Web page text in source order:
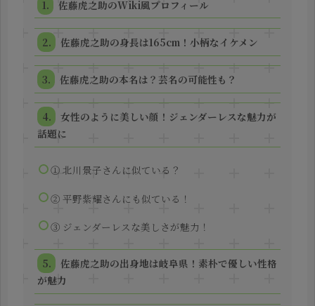
佐藤虎之助のWiki風プロフィール
佐藤虎之助の身長は165cm！小柄なイケメン
佐藤虎之助の本名は？芸名の可能性も？
女性のように美しい顔！ジェンダーレスな魅力が
話題に
① 北川景子さんに似ている？
② 平野紫耀さんにも似ている！
③ ジェンダーレスな美しさが魅力！
佐藤虎之助の出身地は岐阜県！素朴で優しい性格
が魅力